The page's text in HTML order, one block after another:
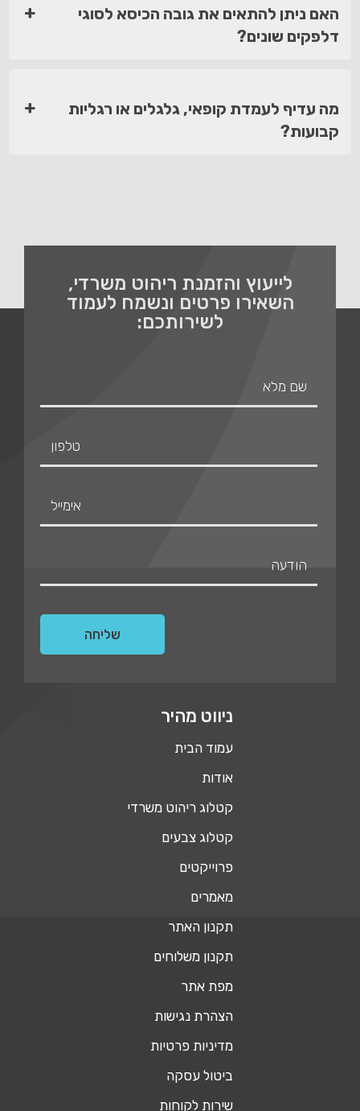
האם ניתן להתאים את גובה הכיסא לסוגי
דלפקים שונים?
מה עדיף לעמדת קופאי, גלגלים או רגליות
קבועות?
לייעוץ והזמנת ריהוט משרדי,
השאירו פרטים ונשמח לעמוד
לשירותכם:
ניווט מהיר
עמוד הבית
אודות
קטלוג ריהוט משרדי
קטלוג צבעים
פרוייקטים
מאמרים
תקנון האתר
תקנון משלוחים
מפת אתר
הצהרת נגישות
מדיניות פרטיות
ביטול עסקה
שירות לקוחות